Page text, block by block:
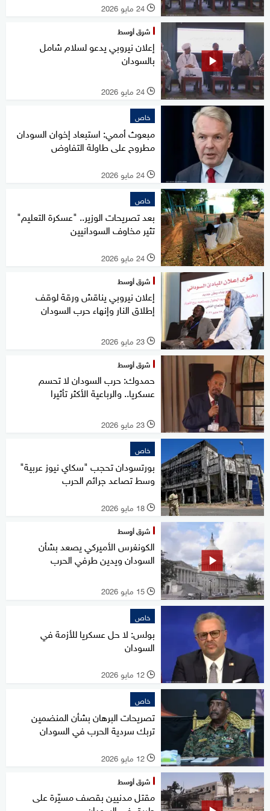
l 24 مايو 2026
شرق أوسط
إعلان نيروبي يدعو لسلام شامل
بالسودان
l 24 مايو 2026
خاص
مبعوث أممي: استبعاد إخوان السودان
مطروح على طاولة التفاوض
l 24 مايو 2026
خاص
بعد تصريحات الوزير.. "عسكرة التعليم"
تثير مخاوف السودانيين
l 24 مايو 2026
شرق أوسط
إعلان نيروبي يناقش ورقة لوقف
إطلاق النار وإنهاء حرب السودان
l 23 مايو 2026
شرق أوسط
حمدوك: حرب السودان لا تحسم
عسكريا.. والرباعية الأكثر تأثيرا
l 23 مايو 2026
خاص
بورتسودان تحجب "سكاي نيوز عربية"
وسط تصاعد جرائم الحرب
l 18 مايو 2026
شرق أوسط
الكونغرس الأميركي يصعد بشأن
السودان ويدين طرفي الحرب
l 15 مايو 2026
خاص
بولس: لا حل عسكريا للأزمة في
السودان
l 12 مايو 2026
خاص
تصريحات البرهان بشأن المنضمين
تربك سردية الحرب في السودان
l 12 مايو 2026
شرق أوسط
مقتل مدنيين بقصف مسيّرة على